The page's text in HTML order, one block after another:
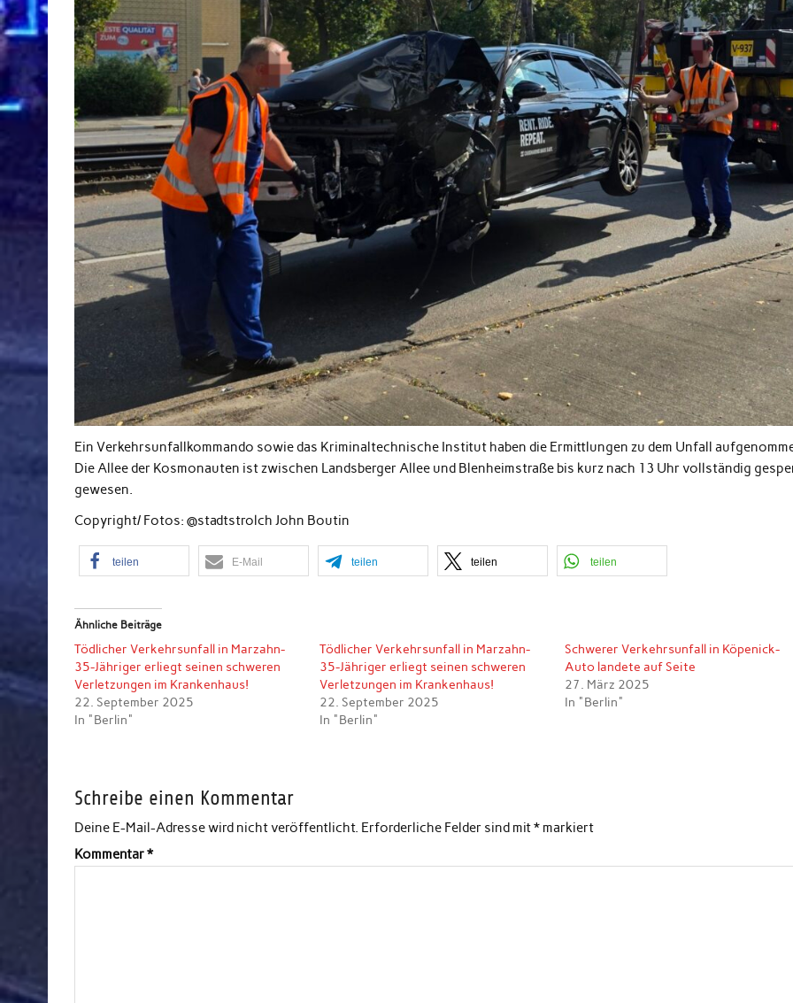
Ein Verkehrsunfallkommando sowie das Kriminaltechnische Institut haben die Ermittlungen zu dem Unfall
Die Allee der Kosmonauten ist zwischen Landsberger Allee und Blenheimstraße bis kurz nach 13 Uhr vollständig
gewesen.
Copyright/ Fotos: @stadtstrolch John Boutin
teilen E-Mail teilen teilen teilen
Ähnliche Beiträge
Tödlicher Verkehrsunfall in Marzahn-
35-Jähriger erliegt seinen schweren
Verletzungen im Krankenhaus!
22. September 2025
In "Berlin"
Tödlicher Verkehrsunfall in Marzahn-
35-Jähriger erliegt seinen schweren
Verletzungen im Krankenhaus!
22. September 2025
In "Berlin"
Schwerer Verkehrsunfall in Köpenick-
Auto landete auf Seite
27. März 2025
In "Berlin"
Schreibe einen Kommentar
Deine E-Mail-Adresse wird nicht veröffentlicht. Erforderliche Felder sind mit* markiert
Kommentar*